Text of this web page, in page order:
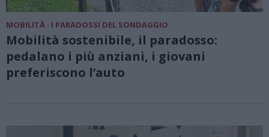
MOBILITÀ · I PARADOSSI DEL SONDAGGIO
Mobilità sostenibile, il paradosso:
pedalano i più anziani, i giovani
preferiscono l’auto